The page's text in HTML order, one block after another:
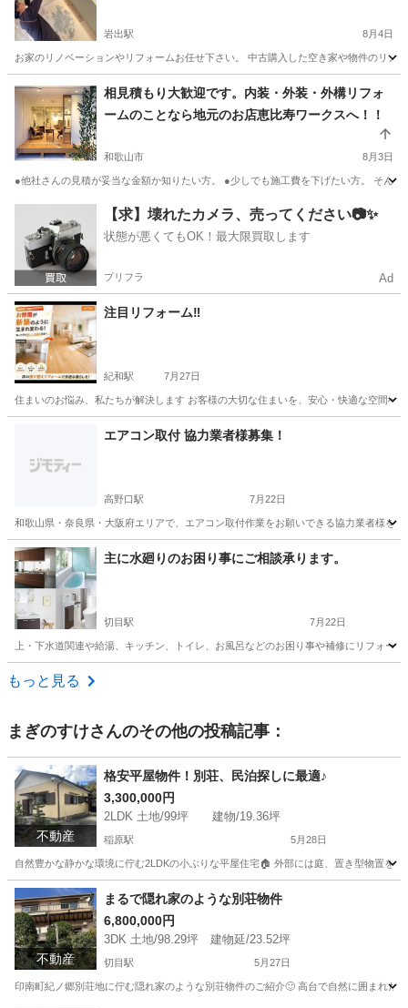
岩出駅 8月4日
お家のリノベーションやリフォームお任せ下さい。 中古購入した空き家や物件のリ
和歌山 岩出市 岩出駅 リフォーム 物件
相見積もり大歓迎です。内装・外装・外構リフォ
ームのことなら地元のお店恵比寿ワークスへ！！
和歌山市 8月3日
●他社さんの見積が妥当な金額か知りたい方。 ●少しでも施工費を下げたい方。 そん
和歌山市 リフォーム 大阪 泉佐野市 リフォーム
.com
【求】壊れたカメラ、売ってください📷✨
状態が悪くてもOK！最大限買取します
プリフラ Ad
注目リフォーム‼️
紀和駅 7月27日
住まいのお悩み、私たちが解決します お客様の大切な住まいを、安心・快適な空間
紀和駅 その他
エアコン取付 協力業者様募集！
高野口駅 7月22日
和歌山県・奈良県・大阪府エリアで、エアコン取付作業をお願いできる協力業者様を
和歌山 橋本市 高野口駅 電気工事 スポット
主に水廻りのお困り事にご相談承ります。
切目駅 7月22日
上・下水道関連や給湯、キッチン、トイレ、お風呂などのお困り事や補修にリフォ
和歌山 日高郡
もっと見る
まぎのすけさんのその他の投稿記事：
不動産
格安平屋物件！別荘、民泊探しに最適♪
3,300,000円
2LDK 土地/99坪 建物/19.36坪
稲原駅 5月28日
自然豊かな静かな環境に佇む2LDKの小ぶりな平屋住宅🏠 外部には庭、置き型物置を
和歌山 日高郡 稲原駅 中古（マンション/一戸建て）
不動産
まるで隠れ家のような別荘物件
6,800,000円
3DK 土地/98.29坪 建物延/23.52坪
切目駅 5月27日
印南町紀ノ郷別荘地に佇む隠れ家のような別荘物件のご紹介🙂 高台で自然に囲まれ